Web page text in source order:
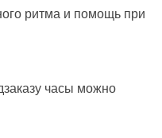
ритма и помощь при
часы можно